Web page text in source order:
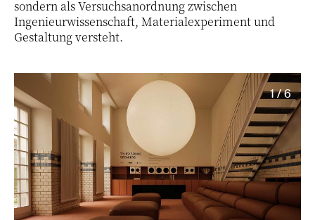
sondern als Versuchsanordnung zwischen
Ingenieurwissenschaft, Materialexperiment und
Gestaltung versteht.
1 / 6